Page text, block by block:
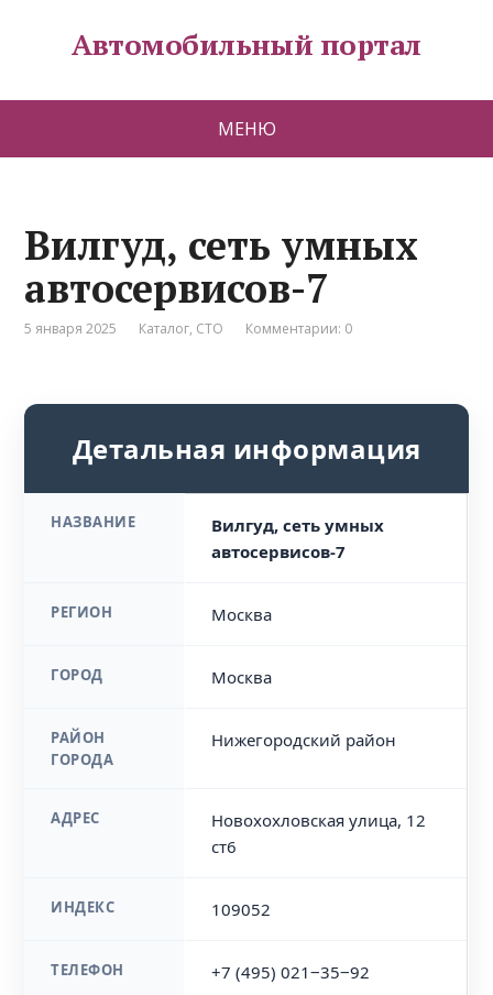
Автомобильный портал
МЕНЮ
Вилгуд, сеть умных
автосервисов-7
5 января 2025 Каталог, СТО Комментарии: 0
Детальная информация
НАЗВАНИЕ
Вилгуд, сеть умных
автосервисов-7
РЕГИОН Москва
ГОРОД Москва
РАЙОН
ГОРОДА
Нижегородский район
АДРЕС
Новохохловская улица, 12
ст6
ИНДЕКС 109052
ТЕЛЕФОН +7 (495) 021‒35‒92